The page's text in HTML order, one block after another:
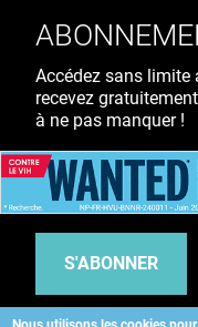
Accédez sans limite
recevez
à ne pas manquer !
39€ TTC
/ an
S'ABONNER